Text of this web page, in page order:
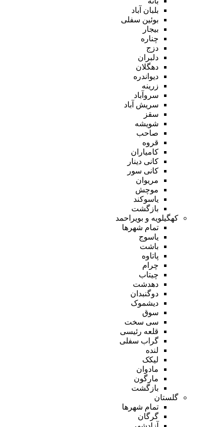
بلبان آباد
بوئین سفلی
بیجار
چناره
دزج
دلبران
دهگلان
دیواندره
زرینه
سروآباد
سریش آباد
سقز
شویشه
صاحب
قروه
کامیاران
کانی دینار
کانی سور
مریوان
موچش
یاسوکند
بازگشت
کهگیلویه و بویراحمد
تمام شهر‌ها
یاسوج
باشت
پاتاوه
چرام
چیتاب
دهدشت
دوگنبدان
دیشموک
سوق
سی سخت
قلعه رئیسی
گراب سفلی
لنده
لیکک
مادوان
مارگون
بازگشت
گلستان
تمام شهر‌ها
گرگان